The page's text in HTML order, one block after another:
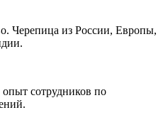
Черепица из России, Европы,
сотрудников по